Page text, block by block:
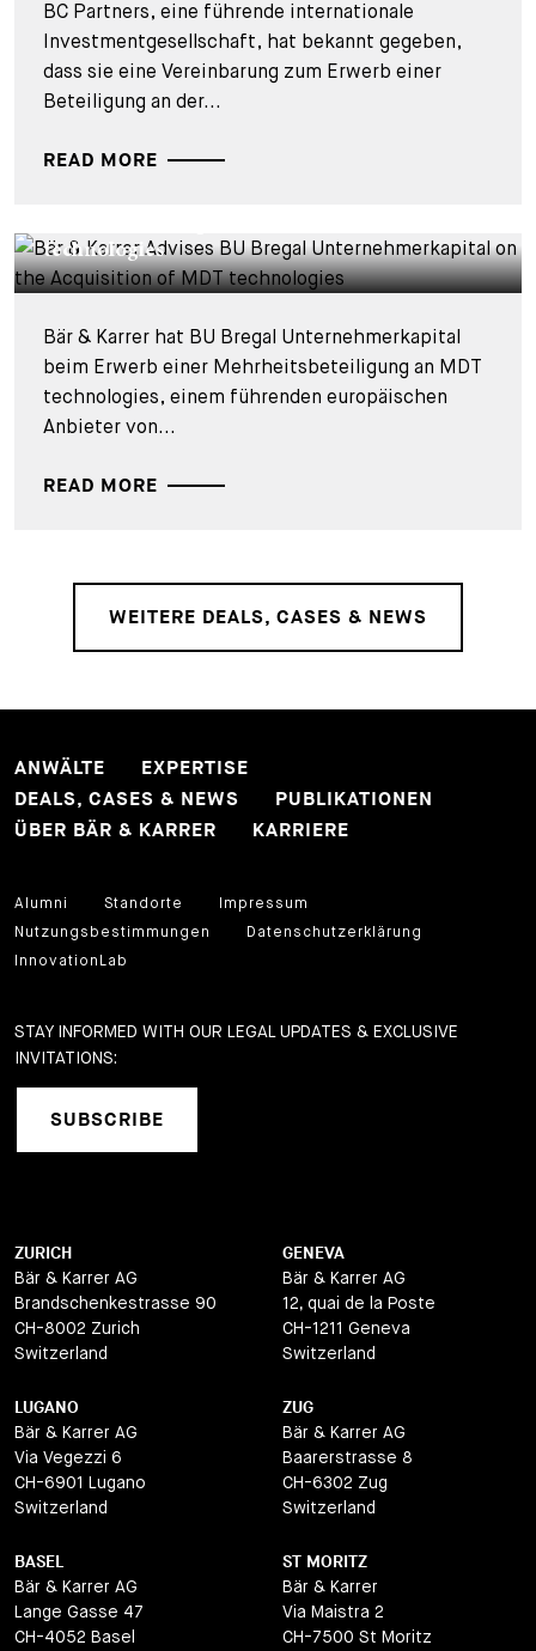
BC Partners, eine führende internationale
Investmentgesellschaft, hat bekannt gegeben,
dass sie eine Vereinbarung zum Erwerb einer
Beteiligung an der...
READ MORE
DEALS & CASES - 28. JULI 2026
technologies
Bär & Karrer hat BU Bregal Unternehmerkapital
beim Erwerb einer Mehrheitsbeteiligung an MDT
technologies, einem führenden europäischen
Anbieter von...
READ MORE
WEITERE DEALS, CASES & NEWS
ANWÄLTE
EXPERTISE
DEALS, CASES & NEWS
PUBLIKATIONEN
ÜBER BÄR & KARRER
KARRIERE
Alumni Standorte
Impressum
Nutzungsbestimmungen
Datenschutzerklärung
InnovationLab
STAY INFORMED WITH OUR LEGAL UPDATES & EXCLUSIVE
INVITATIONS:
SUBSCRIBE
ZURICH
Bär & Karrer AG
Brandschenkestrasse 90
CH-8002 Zurich
Switzerland
GENEVA
Bär & Karrer AG
12, quai de la Poste
CH-1211 Geneva
Switzerland
LUGANO
Bär & Karrer AG
Via Vegezzi 6
CH-6901 Lugano
Switzerland
ZUG
Bär & Karrer AG
Baarerstrasse 8
CH-6302 Zug
Switzerland
BASEL
Bär & Karrer AG
Lange Gasse 47
CH-4052 Basel
ST MORITZ
Bär & Karrer
Via Maistra 2
CH-7500 St Moritz